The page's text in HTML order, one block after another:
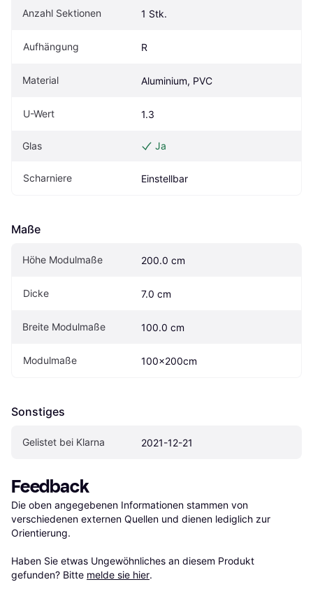
Anzahl Sektionen 1 Stk.
Aufhängung R
Material Aluminium, PVC
U-Wert 1.3
Glas Ja
Scharniere Einstellbar
Maße
Höhe Modulmaße 200.0 cm
Dicke 7.0 cm
Breite Modulmaße 100.0 cm
Modulmaße 100x200cm
Sonstiges
Gelistet bei Klarna 2021-12-21
Feedback
Die oben angegebenen Informationen stammen von
verschiedenen externen Quellen und dienen lediglich zur
Orientierung.
Haben Sie etwas Ungewöhnliches an diesem Produkt
gefunden? Bitte melde sie hier.